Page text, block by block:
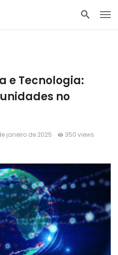
e Tecnologia:
no
janeiro de 2025
350 views